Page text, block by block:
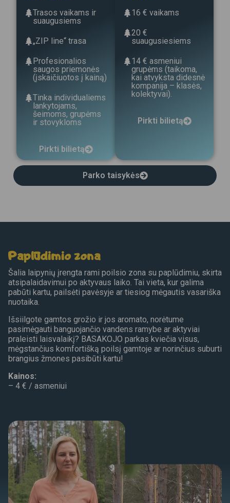
Trasos vaikams ir
suaugusiems
„ZIP line“ trasa
Profesionalios
saugos priemonės
(įskaičiuotos į kainą)
Tinka individualiems
lankytojams,
šeimoms, grupėms
ir stovykloms
Pirkti bilietą
16 € vaikams
20 €
suaugusiesiems
14 € asmeniui
grupėms (taikoma,
kai atvyksta didesnė
kompanija – klasės,
kolektyvai).
Pirkti bilietą
Parko taisykės
Paplūdimio zona
Šalia laipynių įrengta rami poilsio zona su paplūdimiu, skirta
atsipalaidavimui po aktyvaus laiko. Tai vieta, kur galima
pabūti kartu, pailsėti pavėsyje ar tiesiog mėgautis vasariška
nuotaika.
Išsiilgote gamtos grožio ir jos aromato, norėtume
pasimėgauti banguojančio vandens ramybe ar aktyviai
praleisti laisvalaikį? BASAKOJO parkas kviečia visus,
mėgstančius komfortišką poilsį gamtoje ar norinčius suburti
brangius žmones pasibūti kartu!
Kainos:
– 4 € / asmeniui